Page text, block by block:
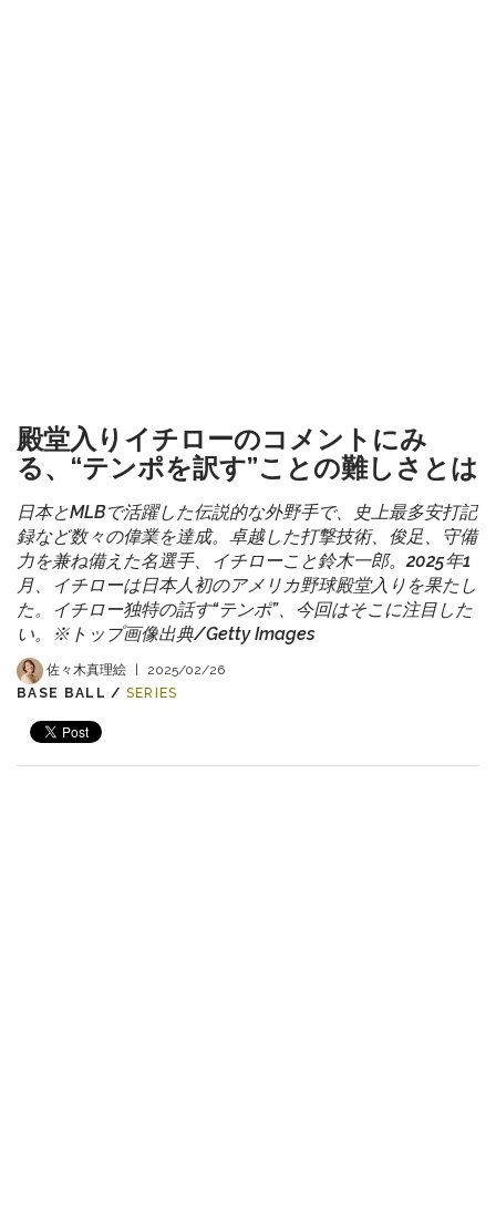
殿堂入りイチローのコメントにみ
る、“テンポを訳す”ことの難しさとは
日本とMLBで活躍した伝説的な外野手で、史上最多安打記
録など数々の偉業を達成。卓越した打撃技術、俊足、守備
力を兼ね備えた名選手、イチローこと鈴木一郎。2025年1
月、イチローは日本人初のアメリカ野球殿堂入りを果たし
た。イチロー独特の話す“テンポ”、今回はそこに注目した
い。※トップ画像出典/Getty Images
佐々木真理絵
2025/02/26
BASE BALL / SERIES